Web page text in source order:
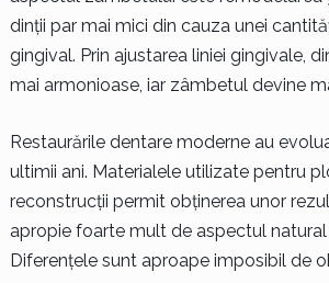
dinții par mai mici din cauza unei
gingival. Prin ajustarea liniei gingivale,
mai armonioase, iar zâmbetul devine
Restaurările dentare moderne au
ultimii ani. Materialele utilizate pentru
reconstrucții permit obținerea unor
apropie foarte mult de aspectul natural
Diferențele sunt aproape imposibil de